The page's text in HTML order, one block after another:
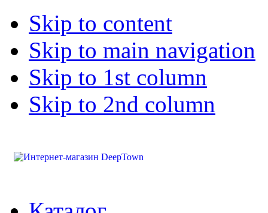
Skip to content
Skip to main navigation
Skip to 1st column
Skip to 2nd column